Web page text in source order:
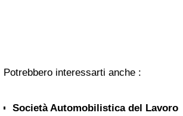
Potrebbero interessarti anche :
Società Automobilistica del Lavoro